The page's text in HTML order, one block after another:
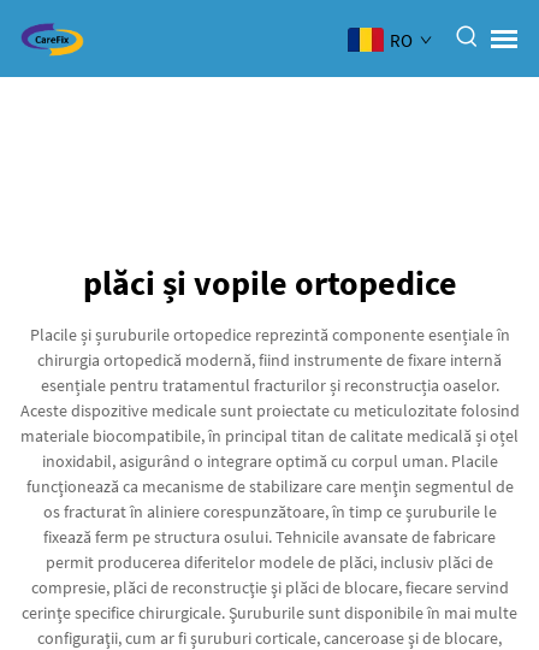
RO
plăci și vopile ortopedice
Placile și șuruburile ortopedice reprezintă componente esențiale în
chirurgia ortopedică modernă, fiind instrumente de fixare internă
esențiale pentru tratamentul fracturilor și reconstrucția oaselor.
Aceste dispozitive medicale sunt proiectate cu meticulozitate folosind
materiale biocompatibile, în principal titan de calitate medicală și oțel
inoxidabil, asigurând o integrare optimă cu corpul uman. Placile
funcţionează ca mecanisme de stabilizare care menţin segmentul de
os fracturat în aliniere corespunzătoare, în timp ce şuruburile le
fixează ferm pe structura osului. Tehnicile avansate de fabricare
permit producerea diferitelor modele de plăci, inclusiv plăci de
compresie, plăci de reconstrucţie şi plăci de blocare, fiecare servind
cerinţe specifice chirurgicale. Şuruburile sunt disponibile în mai multe
configuraţii, cum ar fi şuruburi corticale, canceroase şi de blocare,